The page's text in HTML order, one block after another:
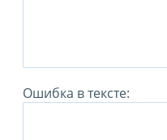
Ошибка в тексте: